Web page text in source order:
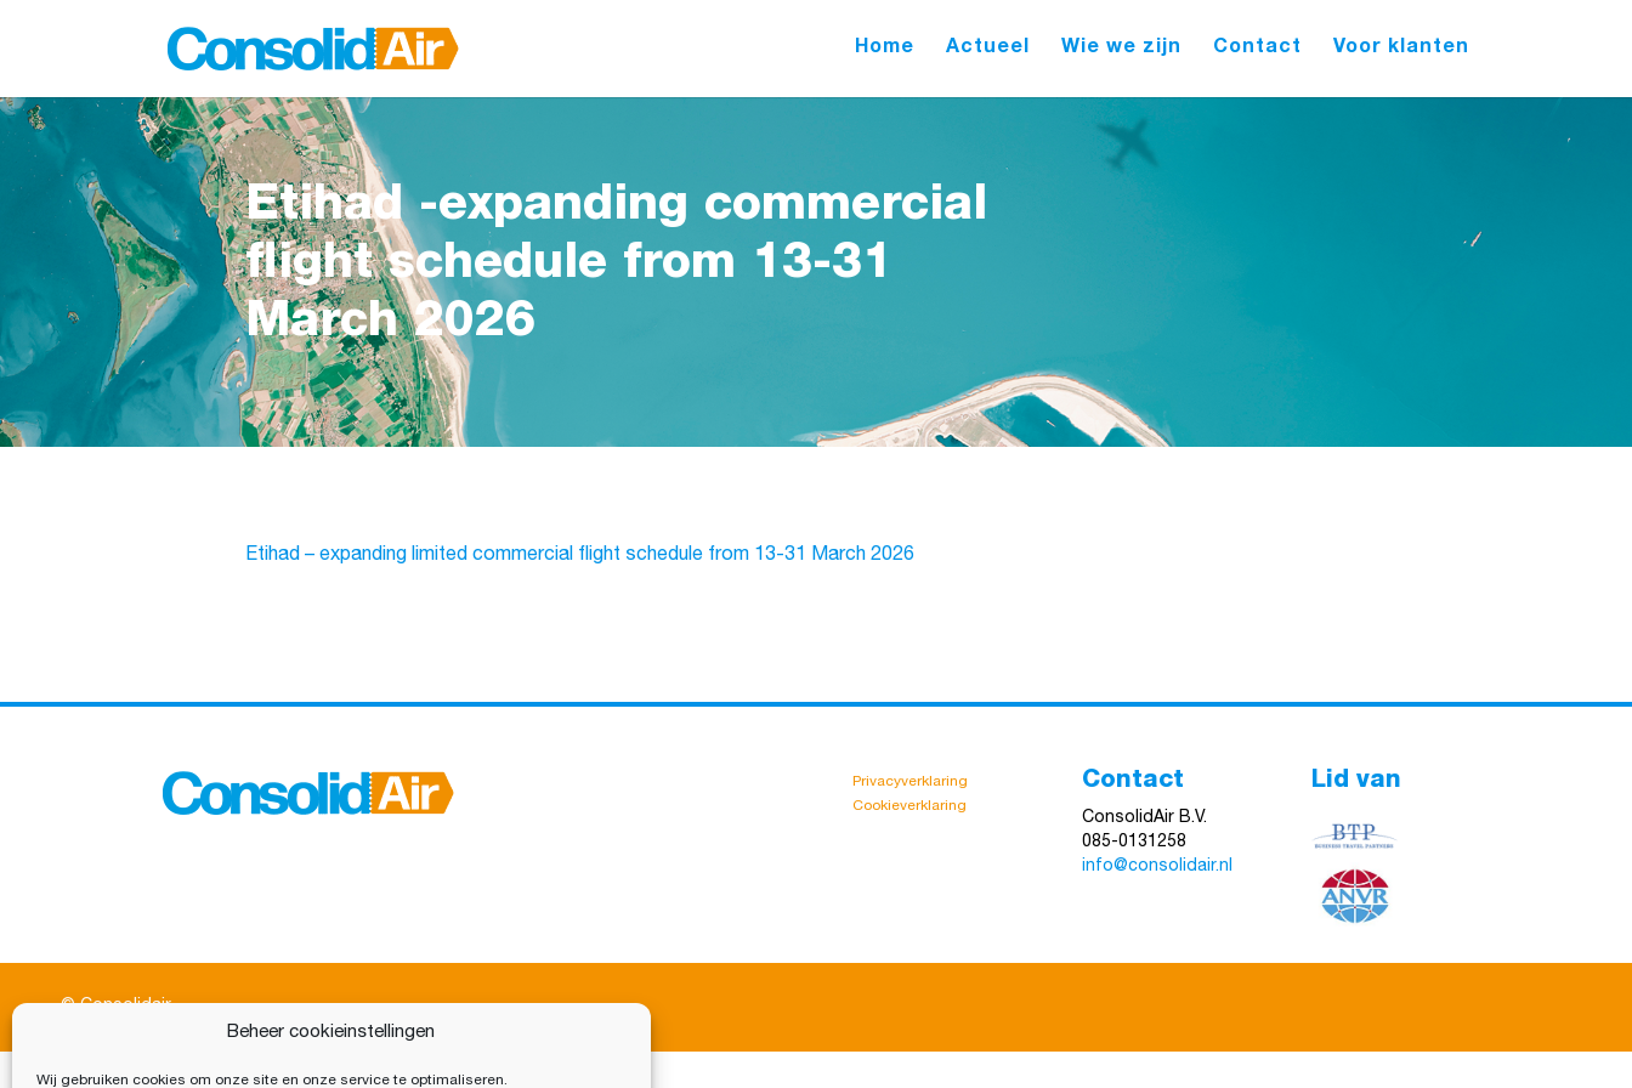
Beheer cookieinstellingen
Wij gebruiken cookies om onze site en onze service te optimaliseren.
Home Actueel Wie we zijn Contact Voor klanten
Etihad -expanding commercial
flight schedule from 13-31
March 2026
Etihad – expanding limited commercial flight schedule from 13-31 March 2026
Privacyverklaring
Cookieverklaring
Contact
ConsolidAir B.V.
085-0131258
info@consolidair.nl
Lid van
© Consolidair